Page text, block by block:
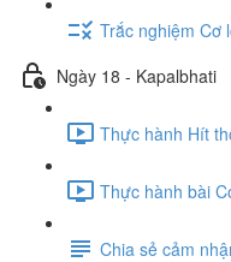
Trắc nghiệm Cơ
Ngày 18 - Kapalbhati
Thực hành Hít
Thực hành bài
Chia sẻ cảm